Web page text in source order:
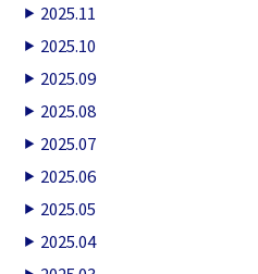
2025.11
2025.10
2025.09
2025.08
2025.07
2025.06
2025.05
2025.04